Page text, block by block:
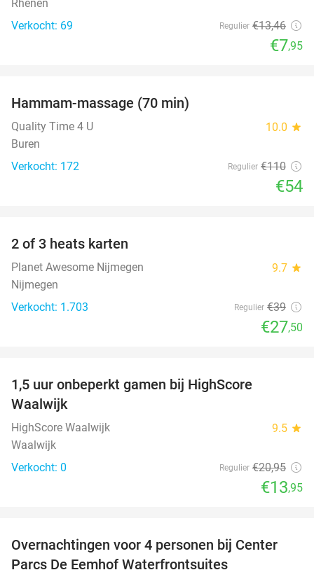
Rhenen
Verkocht: 69
Regulier €13,46
€7,95
Hammam-massage (70 min)
Quality Time 4 U 10.0 star
Buren
Verkocht: 172
Regulier €110
€54
2 of 3 heats karten
Planet Awesome Nijmegen 9.7 star
Nijmegen
Verkocht: 1.703
Regulier €39
€27,50
TODAY
1,5 uur onbeperkt gamen bij HighScore
Waalwijk
HighScore Waalwijk 9.5 star
Waalwijk
Verkocht: 0
Regulier €20,95
€13,95
Overnachtingen voor 4 personen bij Center
Parcs De Eemhof Waterfrontsuites